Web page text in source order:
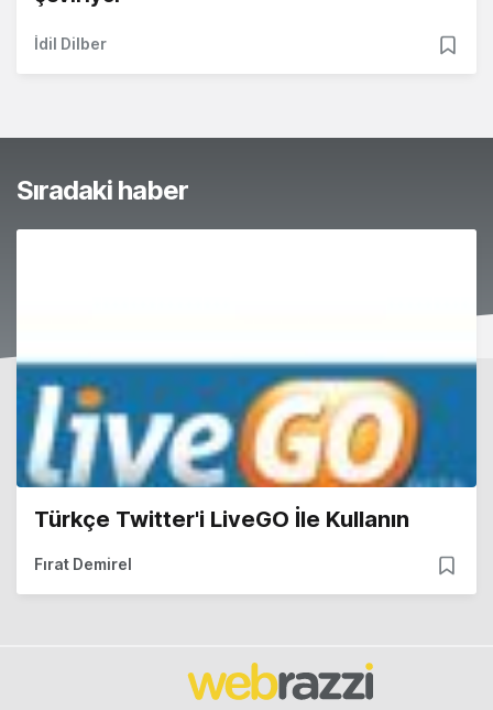
İdil Dilber
Sıradaki haber
Türkçe Twitter'i LiveGO İle Kullanın
Fırat Demirel